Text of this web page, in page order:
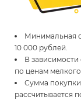
Минимальная
10 000 рублей.
В зависимости
по ценам
Сумма покупки
рассчитывается